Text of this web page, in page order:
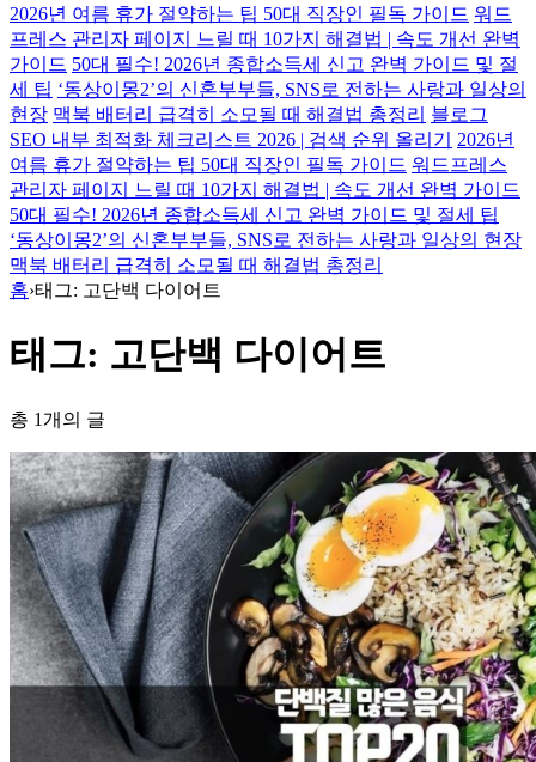
2026년 여름 휴가 절약하는 팁 50대 직장인 필독 가이드 워드
프레스 관리자 페이지 느릴 때 10가지 해결법 | 속도 개선 완벽
가이드 50대 필수! 2026년 종합소득세 신고 완벽 가이드 및 절
세 팁 ‘동상이몽2’의 신혼부부들, SNS로 전하는 사랑과 일상의
현장 맥북 배터리 급격히 소모될 때 해결법 총정리 블로그
SEO 내부 최적화 체크리스트 2026 | 검색 순위 올리기
2026년
여름 휴가 절약하는 팁 50대 직장인 필독 가이드 워드프레스
관리자 페이지 느릴 때 10가지 해결법 | 속도 개선 완벽 가이드
50대 필수! 2026년 종합소득세 신고 완벽 가이드 및 절세 팁
‘동상이몽2’의 신혼부부들, SNS로 전하는 사랑과 일상의 현장
맥북 배터리 급격히 소모될 때 해결법 총정리
홈›태그: 고단백 다이어트
태그: 고단백 다이어트
총 1개의 글